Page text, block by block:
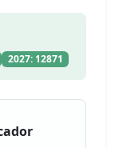
2027: 12871